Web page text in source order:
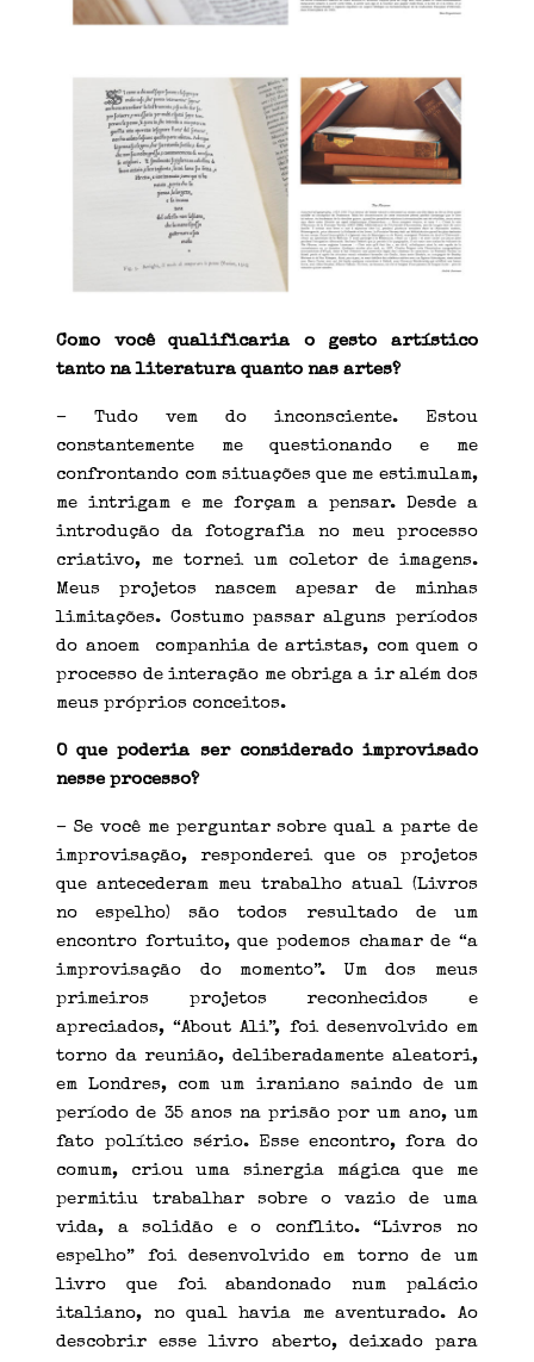
Como você qualificaria o gesto artístico
tanto na literatura quanto nas artes?
– Tudo vem do inconsciente. Estou
constantemente me questionando e me
confrontando com situações que me estimulam,
me intrigam e me forçam a pensar. Desde a
introdução da fotografia no meu processo
criativo, me tornei um coletor de imagens.
Meus projetos nascem apesar de minhas
limitações. Costumo passar alguns períodos
do anoem companhia de artistas, com quem o
processo de interação me obriga a ir além dos
meus próprios conceitos.
O que poderia ser considerado improvisado
nesse processo?
– Se você me perguntar sobre qual a parte de
improvisação, responderei que os projetos
que antecederam meu trabalho atual (Livros
no espelho) são todos resultado de um
encontro fortuito, que podemos chamar de “a
improvisação do momento”. Um dos meus
primeiros projetos reconhecidos e
apreciados, “About Ali”, foi desenvolvido em
torno da reunião, deliberadamente aleatori,
em Londres, com um iraniano saindo de um
período de 35 anos na prisão por um ano, um
fato político sério. Esse encontro, fora do
comum, criou uma sinergia mágica que me
permitiu trabalhar sobre o vazio de uma
vida, a solidão e o conflito. “Livros no
espelho” foi desenvolvido em torno de um
livro que foi abandonado num palácio
italiano, no qual havia me aventurado. Ao
descobrir esse livro aberto, deixado para